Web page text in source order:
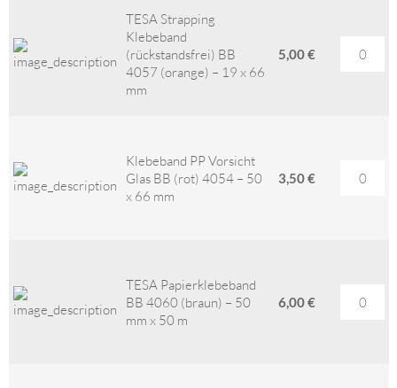
TESA Strapping
Klebeband
(rückstandsfrei) BB
4057 (orange) – 19 x 66
mm
5,00 €
Klebeband PP Vorsicht
Glas BB (rot) 4054 – 50
x 66 mm
3,50 €
TESA Papierklebeband
BB 4060 (braun) – 50
mm x 50 m
6,00 €